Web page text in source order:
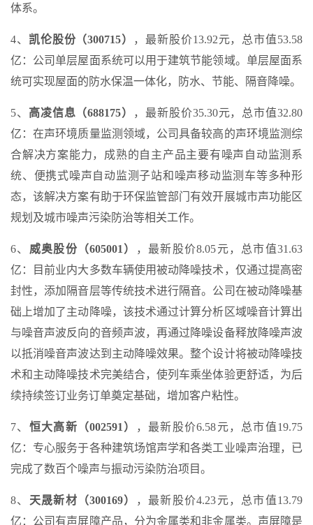
体系。
4、 凯伦股份（300715）
，最新股价13.92元，总市值53.58
亿：公司单层屋面系统可以用于建筑节能领域。单层屋面系
统可实现屋面的防水保温一体化，防水、节能、隔音降噪。
5、 高凌信息（688175）
，最新股价35.30元，总市值32.80
亿：在声环境质量监测领域，公司具备较高的声环境监测综
合解决方案能力，成熟的自主产品主要有噪声自动监测系
统、便携式噪声自动监测子站和噪声移动监测车等多种形
态，该解决方案有助于环保监管部门有效开展城市声功能区
规划及城市噪声污染防治等相关工作。
6、 威奥股份（605001）
，最新股价8.05元，总市值31.63
亿：目前业内大多数车辆使用被动降噪技术，仅通过提高密
封性，添加隔音层等传统技术进行隔音。公司在被动降噪基
础上增加了主动降噪，该技术通过计算分析区域噪音计算出
与噪音声波反向的音频声波，再通过降噪设备释放降噪声波
以抵消噪音声波达到主动降噪效果。整个设计将被动降噪技
术和主动降噪技术完美结合，使列车乘坐体验更舒适，为后
续持续签订业务订单奠定基础，增加客户粘性。
7、 恒大高新（002591）
，最新股价6.58元，总市值19.75
亿：专心服务于各种建筑场馆声学和各类工业噪声治理，已
完成了数百个噪声与振动污染防治项目。
8、 天晟新材（300169）
，最新股价4.23元，总市值13.79
亿：公司有声屏障产品，分为金属类和非金属类。声屏障是